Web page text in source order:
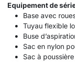
Equipement de
Base avec
Tuyau flexible
Buse
Sac en nylon
Sac à